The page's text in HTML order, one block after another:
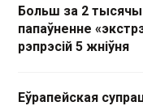
Больш за 2 тысячы
папаўненне
рэпрэсій 5 жніўня
Еўрапейская